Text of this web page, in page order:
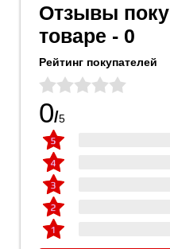
Отзывы
товаре - 0
Рейтинг покупателей
0/5